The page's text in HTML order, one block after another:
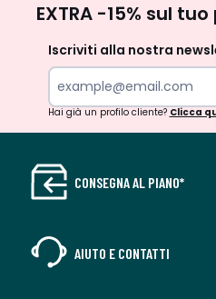
EXTRA -15% sul
Iscriviti alla nostra
Hai già un profilo cliente? Clicca
CONSEGNA AL PIANO*
AIUTO E CONTATTI